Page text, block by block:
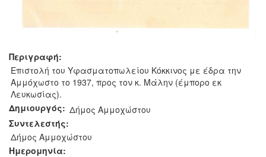
Περιγραφή:
Επιστολή του Υφασματοπωλείου Κόκκινος με έδρα την
Αμμόχωστο το 1937, προς τον κ. Μάλην (έμπορο εκ
Λευκωσίας).
Δημιουργός: Δήμος Αμμοχώστου
Συντελεστής:
Δήμος Αμμοχώστου
Ημερομηνία: